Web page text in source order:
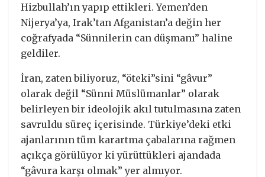
Hizbullah’ın yapıp ettikleri. Yemen’den
Nijerya’ya, Irak’tan Afganistan’a değin her
coğrafyada “Sünnilerin can düşmanı” haline
geldiler.
İran, zaten biliyoruz, “öteki”sini “gâvur”
olarak değil “Sünni Müslümanlar” olarak
belirleyen bir ideolojik akıl tutulmasına zaten
savruldu süreç içerisinde. Türkiye’deki etki
ajanlarının tüm karartma çabalarına rağmen
açıkça görülüyor ki yürüttükleri ajandada
“gâvura karşı olmak” yer almıyor.